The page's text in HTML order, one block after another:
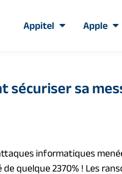
Appitel Apple
sécuriser sa
informatiques
quelque 2370% ! Les